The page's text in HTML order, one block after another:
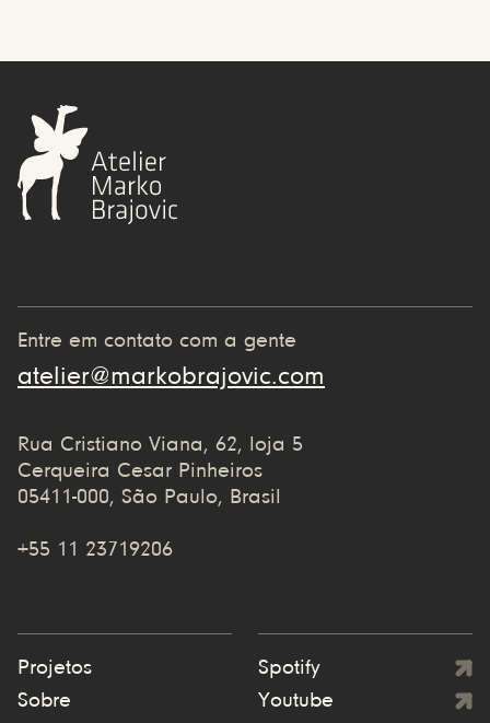
Entre em contato com a gente
atelier@markobrajovic.com
Rua Cristiano Viana, 62, loja 5
Cerqueira Cesar Pinheiros
05411-000, São Paulo, Brasil
+55 11 23719206
Projetos
Sobre
Spotify
Youtube